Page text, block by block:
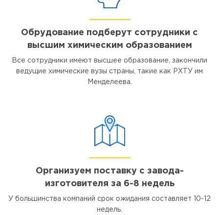
Обрудование подберут сотрудники с
высшим химическим образованием
Все сотрудники имеют высшее образование, закончили
ведущие химические вузы страны, такие как РХТУ им
Менделеева.
Организуем поставку с завода-
изготовителя за 6-8 недель
У большинства компаний срок ожидания составляет 10-12
недель.